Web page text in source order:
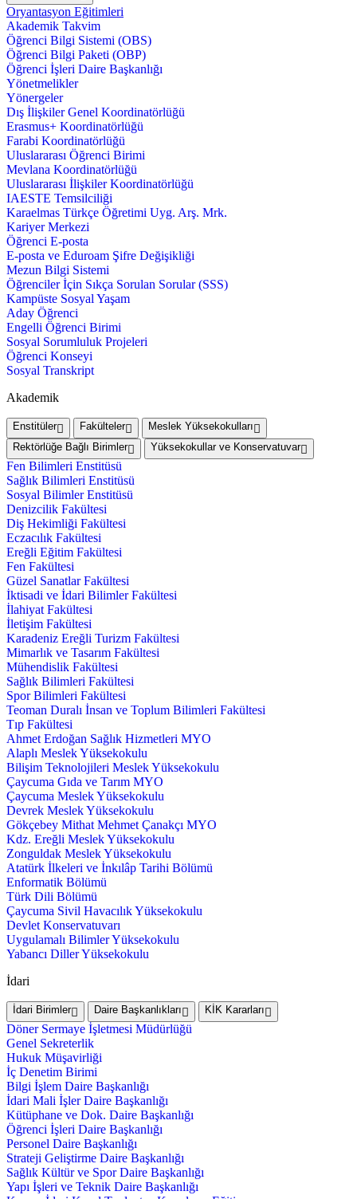
Oryantasyon Eğitimleri
Akademik Takvim
Öğrenci Bilgi Sistemi (OBS)
Öğrenci Bilgi Paketi (OBP)
Öğrenci İşleri Daire Başkanlığı
Yönetmelikler
Yönergeler
Dış İlişkiler Genel Koordinatörlüğü
Erasmus+ Koordinatörlüğü
Farabi Koordinatörlüğü
Uluslararası Öğrenci Birimi
Mevlana Koordinatörlüğü
Uluslararası İlişkiler Koordinatörlüğü
IAESTE Temsilciliği
Karaelmas Türkçe Öğretimi Uyg. Arş. Mrk.
Kariyer Merkezi
Öğrenci E-posta
E-posta ve Eduroam Şifre Değişikliği
Mezun Bilgi Sistemi
Öğrenciler İçin Sıkça Sorulan Sorular (SSS)
Kampüste Sosyal Yaşam
Aday Öğrenci
Engelli Öğrenci Birimi
Sosyal Sorumluluk Projeleri
Öğrenci Konseyi
Sosyal Transkript
Akademik
Enstitüler Fakülteler
Meslek Yüksekokulları
Rektörlüğe Bağlı Birimler
Yüksekokullar ve Konservatuvar
Fen Bilimleri Enstitüsü
Sağlık Bilimleri Enstitüsü
Sosyal Bilimler Enstitüsü
Denizcilik Fakültesi
Diş Hekimliği Fakültesi
Eczacılık Fakültesi
Ereğli Eğitim Fakültesi
Fen Fakültesi
Güzel Sanatlar Fakültesi
İktisadi ve İdari Bilimler Fakültesi
İlahiyat Fakültesi
İletişim Fakültesi
Karadeniz Ereğli Turizm Fakültesi
Mimarlık ve Tasarım Fakültesi
Mühendislik Fakültesi
Sağlık Bilimleri Fakültesi
Spor Bilimleri Fakültesi
Teoman Duralı İnsan ve Toplum Bilimleri Fakültesi
Tıp Fakültesi
Ahmet Erdoğan Sağlık Hizmetleri MYO
Alaplı Meslek Yüksekokulu
Bilişim Teknolojileri Meslek Yüksekokulu
Çaycuma Gıda ve Tarım MYO
Çaycuma Meslek Yüksekokulu
Devrek Meslek Yüksekokulu
Gökçebey Mithat Mehmet Çanakçı MYO
Kdz. Ereğli Meslek Yüksekokulu
Zonguldak Meslek Yüksekokulu
Atatürk İlkeleri ve İnkılâp Tarihi Bölümü
Enformatik Bölümü
Türk Dili Bölümü
Çaycuma Sivil Havacılık Yüksekokulu
Devlet Konservatuvarı
Uygulamalı Bilimler Yüksekokulu
Yabancı Diller Yüksekokulu
İdari
İdari Birimler Daire Başkanlıkları KİK Kararları
Döner Sermaye İşletmesi Müdürlüğü
Genel Sekreterlik
Hukuk Müşavirliği
İç Denetim Birimi
Bilgi İşlem Daire Başkanlığı
İdari Mali İşler Daire Başkanlığı
Kütüphane ve Dok. Daire Başkanlığı
Öğrenci İşleri Daire Başkanlığı
Personel Daire Başkanlığı
Strateji Geliştirme Daire Başkanlığı
Sağlık Kültür ve Spor Daire Başkanlığı
Yapı İşleri ve Teknik Daire Başkanlığı